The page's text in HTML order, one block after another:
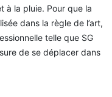
à la pluie. Pour que la
dans la règle de l’art,
telle que SG
de se déplacer dans